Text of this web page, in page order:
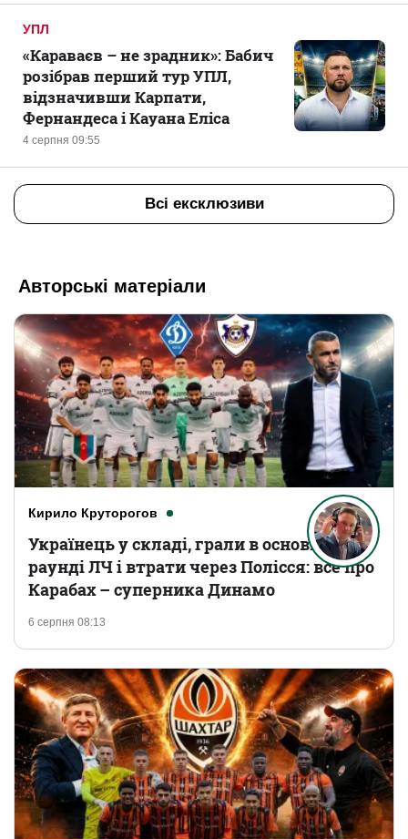
УПЛ
4 серпня 09:55
«Караваєв – не зрадник»: Бабич
розібрав перший тур УПЛ,
відзначивши Карпати,
Фернандеса і Кауана Еліса
Всі ексклюзиви
Авторські матеріали
Кирило Круторогов
6 серпня 08:13
Українець у складі, грали в основному
раунді ЛЧ і втрати через Полісся: все про
Карабах – суперника Динамо